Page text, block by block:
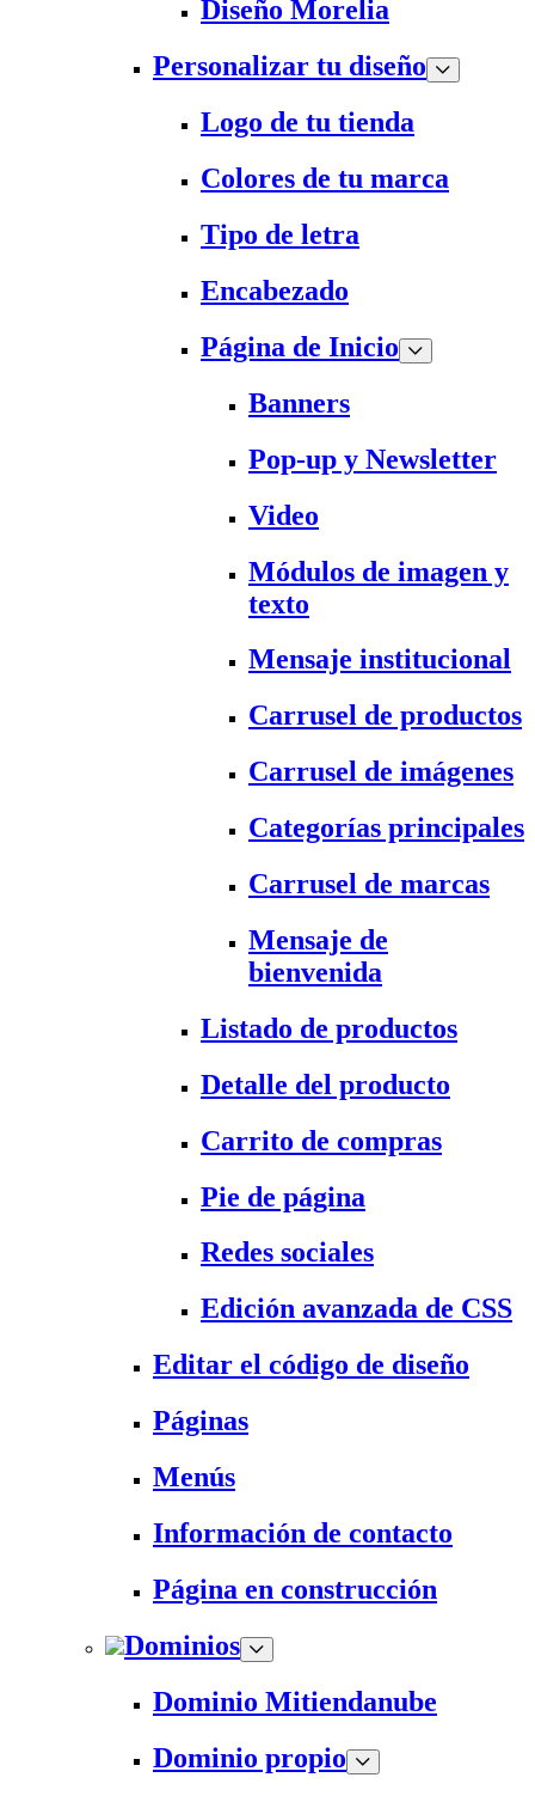
Diseño Morelia
Personalizar tu diseño
Logo de tu tienda
Colores de tu marca
Tipo de letra
Encabezado
Página de Inicio
Banners
Pop-up y Newsletter
Video
Módulos de imagen y
texto
Mensaje institucional
Carrusel de productos
Carrusel de imágenes
Categorías principales
Carrusel de marcas
Mensaje de
bienvenida
Listado de productos
Detalle del producto
Carrito de compras
Pie de página
Redes sociales
Edición avanzada de CSS
Editar el código de diseño
Páginas
Menús
Información de contacto
Página en construcción
Dominios
Dominio Mitiendanube
Dominio propio